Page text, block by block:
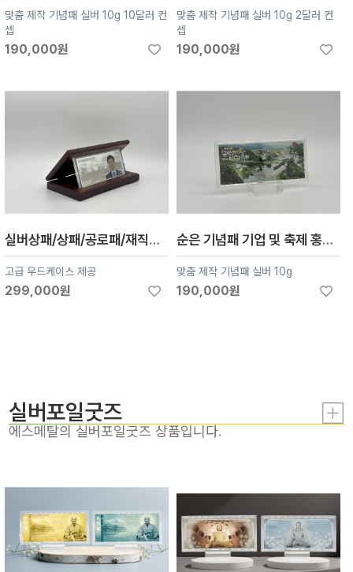
맞춤 제작 기념패 실버 10g 10달러 컨
셉
190,000원
맞춤 제작 기념패 실버 10g 2달러 컨
셉
190,000원
실버상패/상패/공로패/재직기념패 실버 은30g원목케이스
고급 우드케이스 제공
299,000원
순은 기념패 기업 및 축제 홍보 VIP선물용 - 고급스러운 맞춤 제작 선물용 실버 기념패
맞춤 제작 기념패 실버 10g
190,000원
실버포일굿즈
에스메탈의 실버포일굿즈 상품입니다.